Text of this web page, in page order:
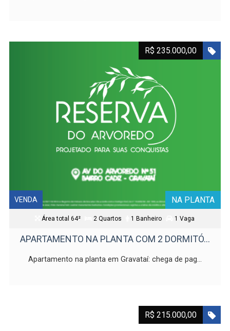
NA PLANTA
R$ 235.000,00
VENDA
Área total 64² 2 Quartos 1 Banheiro 1 Vaga
APARTAMENTO NA PLANTA COM 2 DORMITÓ...
Apartamento na planta em Gravataí: chega de pag...
R$ 215.000,00